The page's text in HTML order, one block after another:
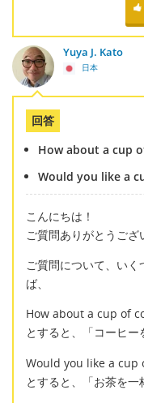
Yuya J. Kato
日本
回答
How about a cup
Would you like a
こんにちは！
ご質問ありがとうござ
ご質問について、いく
ば、
How about a cup of
とすると、「コーヒー
Would you like a cup
とすると、「お茶を一